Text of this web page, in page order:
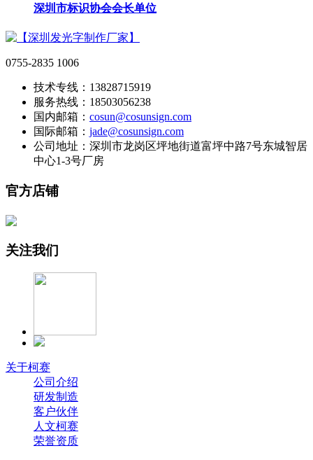
深圳市标识协会会长单位
0755-2835 1006
技术专线：13828715919
服务热线：18503056238
国内邮箱： cosun@cosunsign.com
国际邮箱： jade@cosunsign.com
公司地址：深圳市龙岗区坪地街道富坪中路7号东城智居
中心1-3号厂房
官方店铺
关注我们
关于柯赛
公司介绍
研发制造
客户伙伴
人文柯赛
荣誉资质